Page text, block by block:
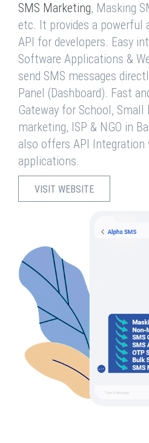
SMS Marketing, Masking
etc. It provides a powerful
API for developers. Easy
Software Applications &
send SMS messages
Panel (Dashboard). Fast
Gateway for School, Small
marketing, ISP & NGO in
also offers API Integration
applications.
VISIT WEBSITE